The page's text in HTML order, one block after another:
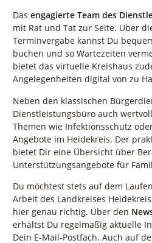
Das engagierte Team des
mit Rat und Tat zur Seite. Über
Terminvergabe kannst Du
buchen und so Wartezeiten
bietet das virtuelle Kreishaus
Angelegenheiten digital von zu
Neben den klassischen
Dienstleistungsbüro auch
Themen wie Infektionsschutz
Angebote im Heidekreis. Der
bietet Dir eine Übersicht über
Unterstützungsangebote für
Du möchtest stets auf dem
Arbeit des Landkreises
hier genau richtig. Über den
erhältst Du regelmäßig aktuelle
Dein E-Mail-Postfach. Auch auf